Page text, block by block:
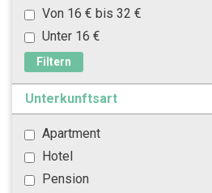
Von 16 € bis 32 €
Unter 16 €
Filtern
Unterkunftsart
Apartment
Hotel
Pension